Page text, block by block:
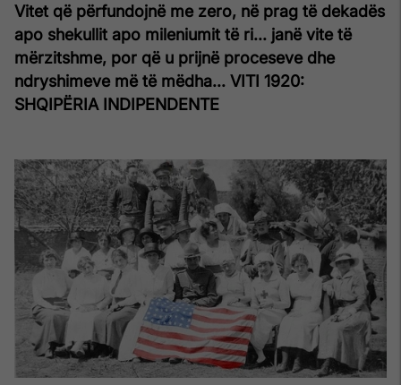
Vitet që përfundojnë me zero, në prag të dekadës
apo shekullit apo mileniumit të ri... janë vite të
mërzitshme, por që u prijnë proceseve dhe
ndryshimeve më të mëdha... VITI 1920:
SHQIPËRIA INDIPENDENTE